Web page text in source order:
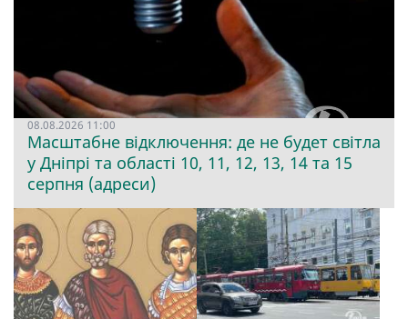
08.08.2026 11:00
Масштабне відключення: де не будет світла
у Дніпрі та області 10, 11, 12, 13, 14 та 15
серпня (адреси)